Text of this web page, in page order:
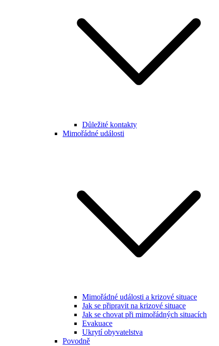
Důležité kontakty
Mimořádné události
Mimořádné události a krizové situace
Jak se připravit na krizové situace
Jak se chovat při mimořádných situacích
Evakuace
Ukrytí obyvatelstva
Povodně